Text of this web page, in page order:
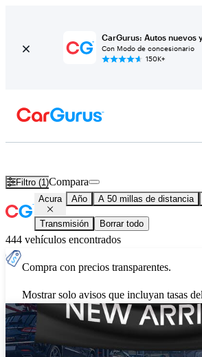
CarGurus: Autos nuevos
Con Modo de concesionario
150K+
Filtro (1)Compara
Acura Año A 50 millas de distancia
Transmisión Borrar todo
444 vehículos encontrados
Compra con precios transparentes.
Mostrar solo avisos que incluyan tasas